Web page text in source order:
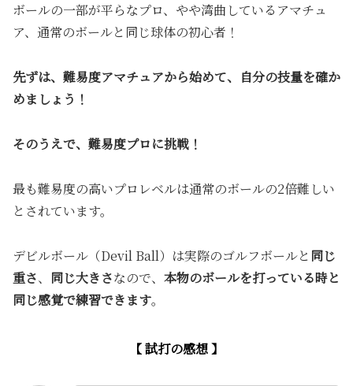
ボールの一部が平らなプロ、やや湾曲しているアマチュ
ア、通常のボールと同じ球体の初心者！
先ずは、難易度アマチュアから始めて、自分の技量を確か
めましょう！
そのうえで、難易度プロに挑戦！
最も難易度の高いプロレベルは通常のボールの2倍難しい
とされています。
デビルボール（Devil Ball）は実際のゴルフボールと 同じ
重さ、 同じ大きさなので、 本物のボールを打っている時と
同じ感覚で練習できます。
【 試打の感想 】